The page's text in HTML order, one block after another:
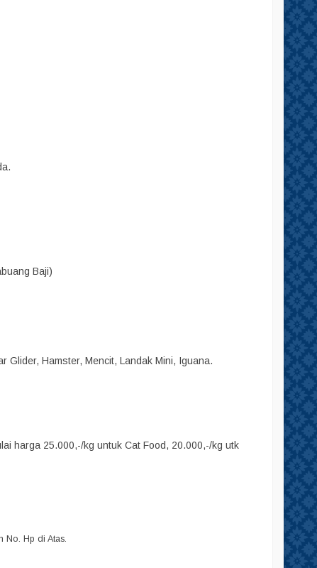
Baji)
Glider, Hamster, Mencit, Landak Mini, Iguana.
harga 25.000,-/kg untuk Cat Food, 20.000,-/kg utk
No. Hp di Atas.